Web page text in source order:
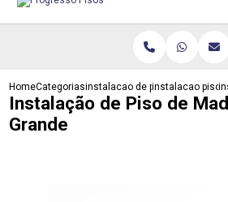
HomeCategoriasinstalacao de pisosinstalacao piso
Instalação de Piso de
Grande